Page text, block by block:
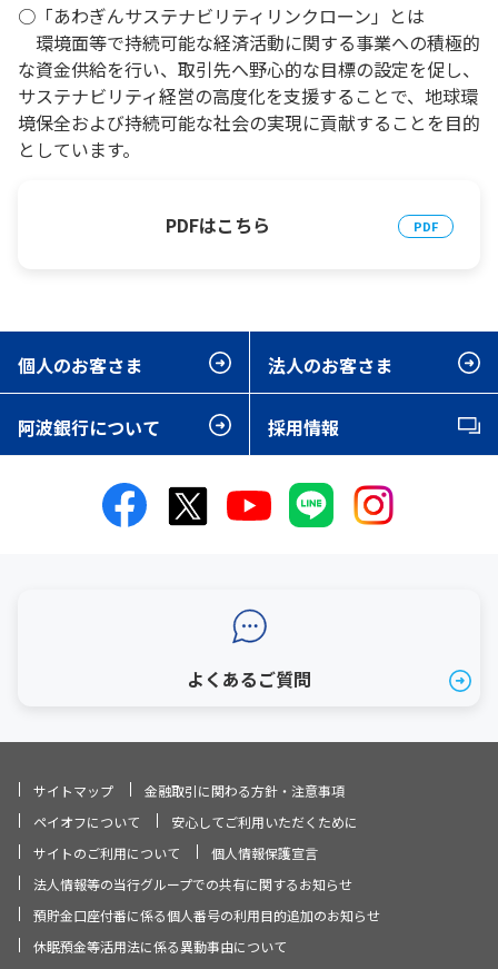
○「あわぎんサステナビリティリンクローン」とは
環境面等で持続可能な経済活動に関する事業への積極的
な資金供給を行い、取引先へ野心的な目標の設定を促し、
サステナビリティ経営の高度化を支援することで、地球環
境保全および持続可能な社会の実現に貢献することを目的
としています。
PDFはこちら
個人のお客さま 法人のお客さま
阿波銀行について 採用情報
よくあるご質問
サイトマップ
金融取引に関わる方針・注意事項
ペイオフについて
安心してご利用いただくために
サイトのご利用について
個人情報保護宣言
法人情報等の当行グループでの共有に関するお知らせ
預貯金口座付番に係る個人番号の利用目的追加のお知らせ
休眠預金等活用法に係る異動事由について